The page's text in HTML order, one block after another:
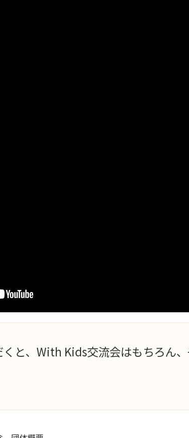
くと、With Kids交流会はもちろん